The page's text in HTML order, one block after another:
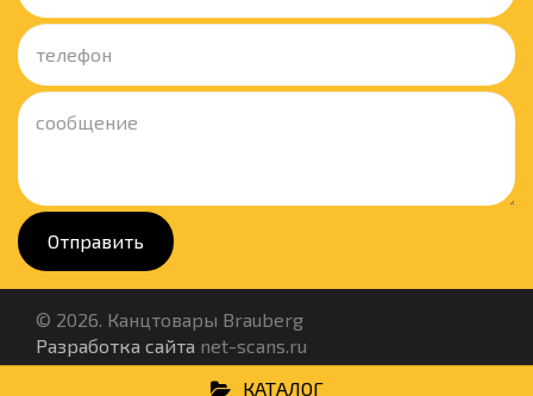
Отправить
© 2026. Канцтовары Brauberg
Разработка сайта net-scans.ru